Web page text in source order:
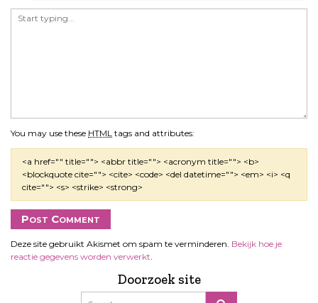
You may use these HTML tags and attributes:
<a href="" title=""> <abbr title=""> <acronym title=""> <b>
<blockquote cite=""> <cite> <code> <del datetime=""> <em> <i> <q
cite=""> <s> <strike> <strong>
Deze site gebruikt Akismet om spam te verminderen. Bekijk hoe je
reactie gegevens worden verwerkt
Doorzoek site